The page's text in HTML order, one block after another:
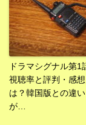
ドラマシグナル第1
視聴率と評判・感想
は？韓国版との違い
が…